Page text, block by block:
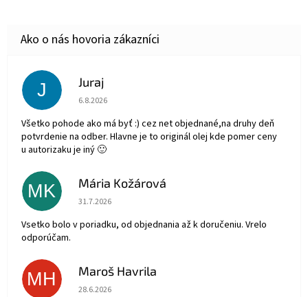
J Juraj
Hodnotenie obchodu je 5 z 5 hviezdičiek.
6.8.2026
Všetko pohode ako má byť :) cez net objednané,na druhy deň
potvrdenie na odber. Hlavne je to originál olej kde pomer ceny
u autorizaku je iný 🙂
MK Mária Kožárová
Hodnotenie obchodu je 5 z 5 hviezdičiek.
31.7.2026
Vsetko bolo v poriadku, od objednania až k doručeniu. Vrelo
odporúčam.
MH Maroš Havrila
Hodnotenie obchodu je 5 z 5 hviezdičiek.
28.6.2026